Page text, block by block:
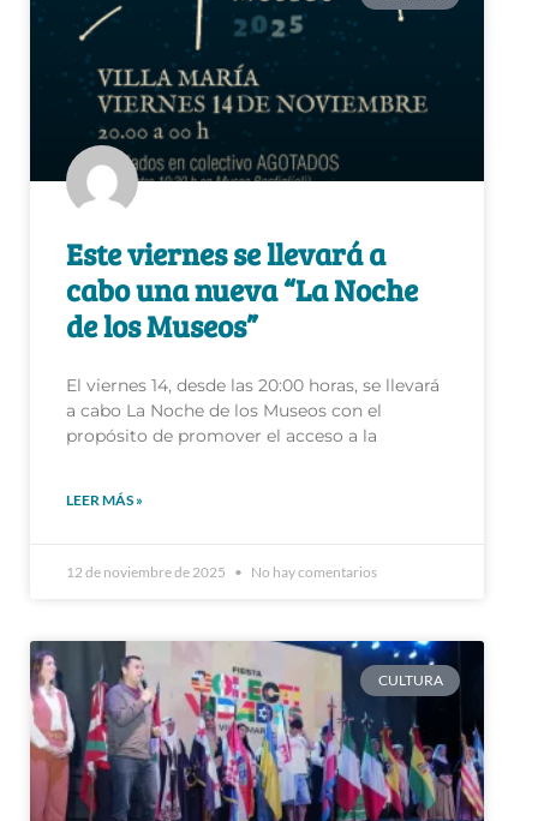
Este viernes se llevará a
cabo una nueva “La Noche
de los Museos”
El viernes 14, desde las 20:00 horas, se llevará
a cabo La Noche de los Museos con el
propósito de promover el acceso a la
LEER MÁS »
12 de noviembre de 2025 No hay comentarios
CULTURA